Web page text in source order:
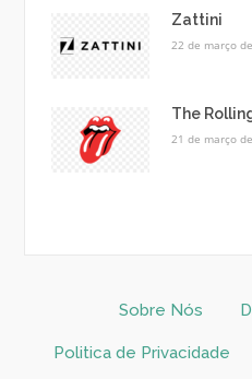
Zattini
22 de março
The
21 de março
Sobre Nós
Politica de Privacidade